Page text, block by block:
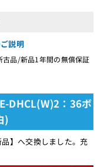
説明
品/新品1年間の無償保証
DHCL(W)2：36ボ
)
】へ交換しました。充